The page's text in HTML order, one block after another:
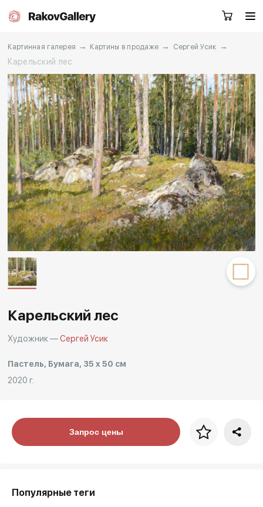
Екатеринбург
RU EN CN
Каталог Художники
О нас Услуги
События Контакты
Другие проекты
Заказать звонок
Картинная галерея → Картины в продаже → Сергей Усик
→
Карельский лес
Карельский лес
Художник —Сергей Усик
Пастель, Бумага, 35 x 50 см
2020 г.
Цена за багетЗапрос цены
Популярные теги